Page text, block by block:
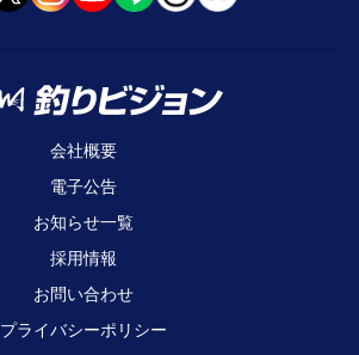
会社概要
電子公告
お知らせ一覧
採用情報
お問い合わせ
プライバシーポリシー